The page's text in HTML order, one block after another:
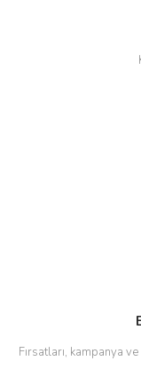
Fırsatları, kampanya